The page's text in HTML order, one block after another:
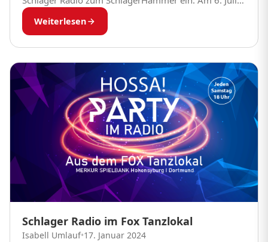
startet die große Party in Oranienburg...
Weiterlesen
Schlager Radio im Fox Tanzlokal
Isabell Umlauf•17. Januar 2024